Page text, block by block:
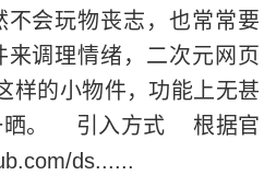
不会玩物丧志，也常常要
调理情绪，二次元网页
样的小物件，功能上无甚
晒。 引入方式 根据官
ds......